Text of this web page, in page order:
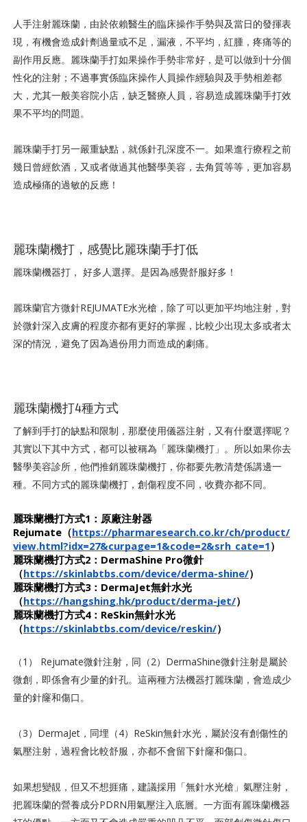
人手注射麗珠蘭，由於依賴醫生的臨床操作手勢與及當日的發揮表
現，有機會造成針劑過量或不足，漏液，不平均，紅腫，疼痛等的
副作用反應。麗珠蘭手打如果操作手勢非常好，是可以做到十分個
性化的注射；不過事實係臨床操作人員操作經驗與及手勢相差都
大，尤其一般美容院小店，缺乏醫療人員，容易造成麗珠蘭手打效
果不平均的問題。
麗珠蘭手打另一嚴重缺點，就係針孔深度不一。如果進行療程之前
幾日曾經飲酒，又或者做過其他醫學美容，去角質等等，更加容易
造成極痛的過敏的反應！
麗珠蘭機打，感覺比麗珠蘭手打低
麗珠蘭機器打， 好多人選擇。是因為感覺舒服好多！
麗珠蘭官方微針REJUMATE水光槍，除了可以更加平均地注射，對
於微針深入皮膚的程度亦都有更好的掌握，比較少出現太多或者太
深的情況，避免了因為過份用力而造成的劇痛。
麗珠蘭機打4種方式
了解到手打的缺點和限制，那麼使用儀器注射，又有什麼選擇呢？
其實以下其中方式，都可以被稱為「麗珠蘭機打」。所以如果你去
醫學美容診所，他們推銷麗珠蘭機打，你都要先教清楚係講邊一
種。不同方式的麗珠蘭機打，創傷程度不同，收費亦都不同。
麗珠蘭機打方式1：原廠注射器
Rejumate（https://pharmaresearch.co.kr/ch/product/
view.html?idx=27&curpage=1&code=2&srh_cate=1）
麗珠蘭機打方式2：DermaShine Pro微針
（https://skinlabtbs.com/device/derma-shine/）
麗珠蘭機打方式3：DermaJet無針水光
（https://hangshing.hk/product/derma-jet/）
麗珠蘭機打方式4：ReSkin無針水光
（https://skinlabtbs.com/device/reskin/）
（1） Rejumate微針注射，同（2）DermaShine微針注射是屬於
微創，即係會有少量的針孔。這兩種方法機器打麗珠蘭，會造成少
量的針窿和傷口。
（3）DermaJet，同埋（4）ReSkin無針水光，屬於沒有創傷性的
氣壓注射，過程會比較舒服，亦都不會留下針窿和傷口。
如果想變靚，但又不想捱痛，建議採用「無針水光槍」氣壓注射，
把麗珠蘭的營養成分PDRN用氣壓注入底層。一方面有麗珠蘭機器